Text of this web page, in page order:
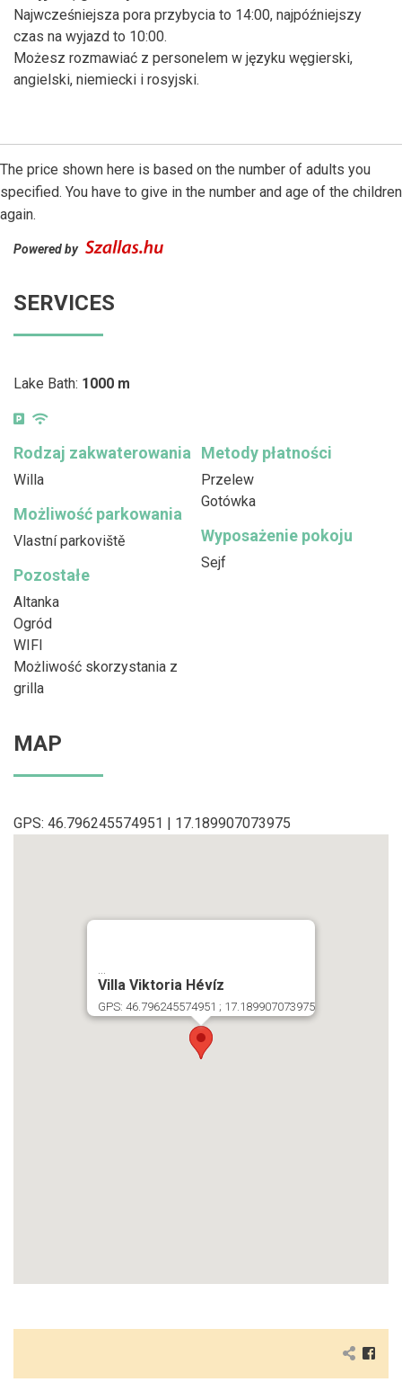
Najwcześniejsza pora przybycia to 14:00, najpóźniejszy
czas na wyjazd to 10:00.
Możesz rozmawiać z personelem w języku węgierski,
angielski, niemiecki i rosyjski.
The price shown here is based on the number of adults you
specified. You have to give in the number and age of the children
again.
Powered by
SERVICES
Lake Bath: 1000 m
Rodzaj zakwaterowania
Willa
Metody płatności
Przelew
Gotówka
Możliwość parkowania
Vlastní parkoviště Wyposażenie pokoju
Sejf
Pozostałe
Altanka
Ogród
WIFI
Możliwość skorzystania z
grilla
MAP
GPS: 46.796245574951 | 17.189907073975
Villa Viktoria Hévíz
GPS: 46.796245574951 ; 17.189907073975